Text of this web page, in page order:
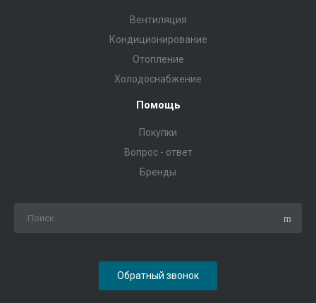
Вентиляция
Кондиционирование
Отопление
Холодоснабжение
Помощь
Покупки
Вопрос - ответ
Бренды
Обратный звонок